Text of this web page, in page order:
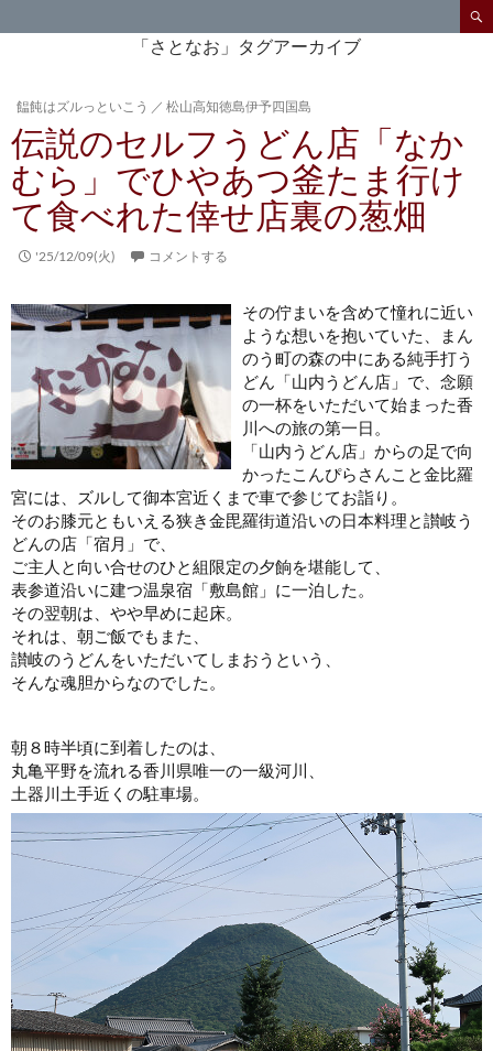
索
ン
ツ
へ
ス
キ
ッ
プ
「さとなお」タグアーカイブ
饂飩はズルっといこう ／ 松山高知徳島伊予四国島
伝説のセルフうどん店「なか
むら」でひやあつ釜たま行け
て食べれた倖せ店裏の葱畑
'25/12/09(火) コメントする
その佇まいを含めて憧れに近い
ような想いを抱いていた、まん
のう町の森の中にある純手打う
どん「山内うどん店」で、念願
の一杯をいただいて始まった香
川への旅の第一日。
「山内うどん店」からの足で向
かったこんぴらさんこと金比羅
宮には、ズルして御本宮近くまで車で参じてお詣り。
そのお膝元ともいえる狭き金毘羅街道沿いの日本料理と讃岐う
どんの店「宿月」で、
ご主人と向い合せのひと組限定の夕餉を堪能して、
表参道沿いに建つ温泉宿「敷島館」に一泊した。
その翌朝は、やや早めに起床。
それは、朝ご飯でもまた、
讃岐のうどんをいただいてしまおうという、
そんな魂胆からなのでした。
朝８時半頃に到着したのは、
丸亀平野を流れる香川県唯一の一級河川、
土器川土手近くの駐車場。